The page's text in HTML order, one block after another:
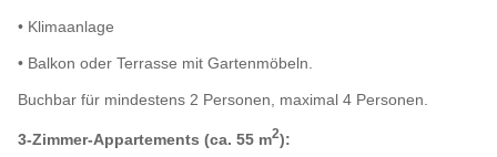
• Klimaanlage
• Balkon oder Terrasse mit Gartenmöbeln.
Buchbar für mindestens 2 Personen, maximal 4 Personen.
3-Zimmer-Appartements (ca. 55 m2):